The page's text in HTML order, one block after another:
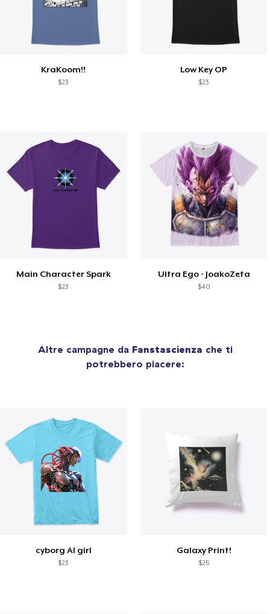
KraKoom!!
$23
Low Key OP
$23
Main Character Spark
$23
Ultra Ego - JoakoZeta
$40
Altre campagne da Fanstascienza che ti
potrebbero piacere:
cyborg AI girl
$23
Galaxy Print!
$25